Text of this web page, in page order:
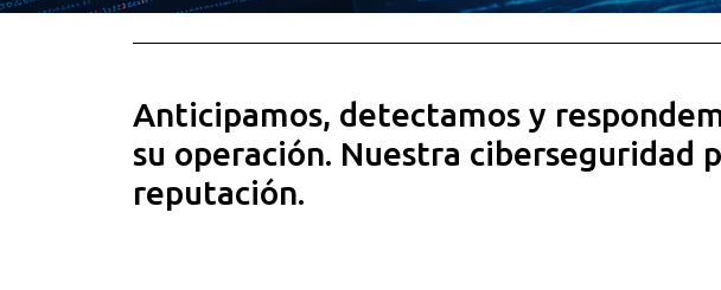
Anticipamos, detectamos y
su operación. Nuestra ciberseguridad
reputación.